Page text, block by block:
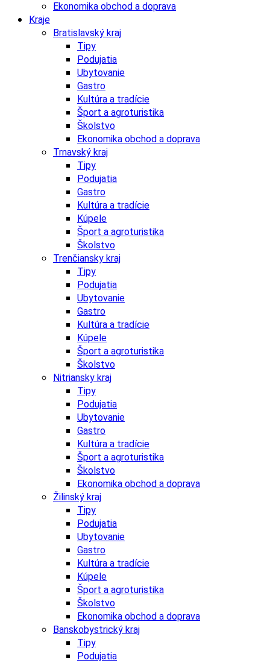
Ekonomika obchod a doprava
Kraje
Bratislavský kraj
Tipy
Podujatia
Ubytovanie
Gastro
Kultúra a tradície
Šport a agroturistika
Školstvo
Ekonomika obchod a doprava
Trnavský kraj
Tipy
Podujatia
Gastro
Kultúra a tradície
Kúpele
Šport a agroturistika
Školstvo
Trenčiansky kraj
Tipy
Podujatia
Ubytovanie
Gastro
Kultúra a tradície
Kúpele
Šport a agroturistika
Školstvo
Nitriansky kraj
Tipy
Podujatia
Ubytovanie
Gastro
Kultúra a tradície
Šport a agroturistika
Školstvo
Ekonomika obchod a doprava
Žilinský kraj
Tipy
Podujatia
Ubytovanie
Gastro
Kultúra a tradície
Kúpele
Šport a agroturistika
Školstvo
Ekonomika obchod a doprava
Banskobystrický kraj
Tipy
Podujatia